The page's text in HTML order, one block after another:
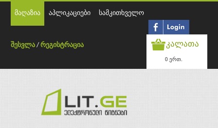
მაღაზია აპლიკაციები სამკითხველო
შესვლა /რეგისტრაცია კალათა
0 ერთ.